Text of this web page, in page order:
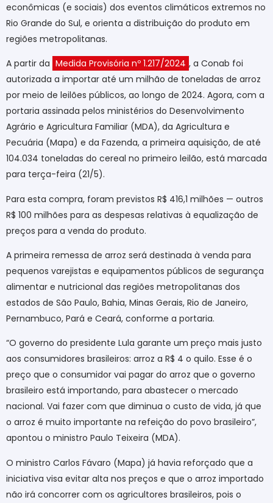
econômicas (e sociais) dos eventos climáticos extremos no
Rio Grande do Sul, e orienta a distribuição do produto em
regiões metropolitanas.
A partir da Medida Provisória nº 1.217/2024 , a Conab foi
autorizada a importar até um milhão de toneladas de arroz
por meio de leilões públicos, ao longo de 2024. Agora, com a
portaria assinada pelos ministérios do Desenvolvimento
Agrário e Agricultura Familiar (MDA), da Agricultura e
Pecuária (Mapa) e da Fazenda, a primeira aquisição, de até
104.034 toneladas do cereal no primeiro leilão, está marcada
para terça-feira (21/5).
Para esta compra, foram previstos R$ 416,1 milhões — outros
R$ 100 milhões para as despesas relativas à equalização de
preços para a venda do produto.
A primeira remessa de arroz será destinada à venda para
pequenos varejistas e equipamentos públicos de segurança
alimentar e nutricional das regiões metropolitanas dos
estados de São Paulo, Bahia, Minas Gerais, Rio de Janeiro,
Pernambuco, Pará e Ceará, conforme a portaria.
“O governo do presidente Lula garante um preço mais justo
aos consumidores brasileiros: arroz a R$ 4 o quilo. Esse é o
preço que o consumidor vai pagar do arroz que o governo
brasileiro está importando, para abastecer o mercado
nacional. Vai fazer com que diminua o custo de vida, já que
o arroz é muito importante na refeição do povo brasileiro”,
apontou o ministro Paulo Teixeira (MDA).
O ministro Carlos Fávaro (Mapa) já havia reforçado que a
iniciativa visa evitar alta nos preços e que o arroz importado
não irá concorrer com os agricultores brasileiros, pois o